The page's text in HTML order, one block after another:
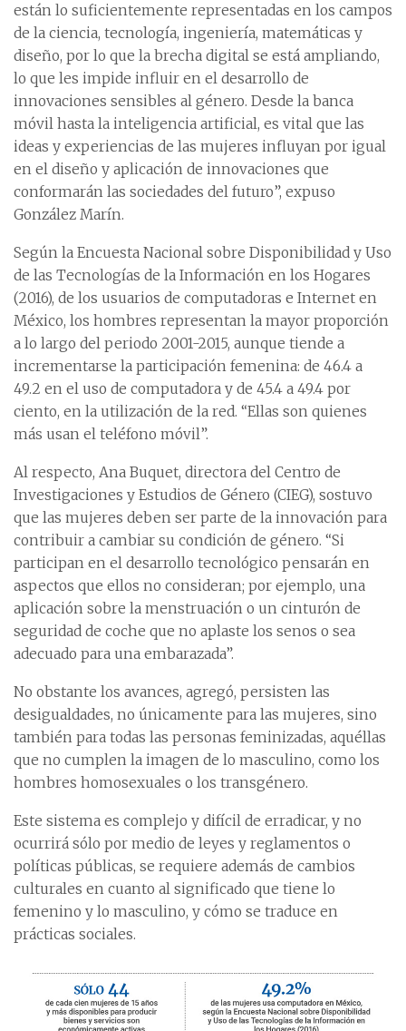
están lo suficientemente representadas en los campos
de la ciencia, tecnología, ingeniería, matemáticas y
diseño, por lo que la brecha digital se está ampliando,
lo que les impide influir en el desarrollo de
innovaciones sensibles al género. Desde la banca
móvil hasta la inteligencia artificial, es vital que las
ideas y experiencias de las mujeres influyan por igual
en el diseño y aplicación de innovaciones que
conformarán las sociedades del futuro”, expuso
González Marín.
Según la Encuesta Nacional sobre Disponibilidad y Uso
de las Tecnologías de la Información en los Hogares
(2016), de los usuarios de computadoras e Internet en
México, los hombres representan la mayor proporción
a lo largo del periodo 2001-2015, aunque tiende a
incrementarse la participación femenina: de 46.4 a
49.2 en el uso de computadora y de 45.4 a 49.4 por
ciento, en la utilización de la red. “Ellas son quienes
más usan el teléfono móvil”.
Al respecto, Ana Buquet, directora del Centro de
Investigaciones y Estudios de Género (CIEG), sostuvo
que las mujeres deben ser parte de la innovación para
contribuir a cambiar su condición de género. “Si
participan en el desarrollo tecnológico pensarán en
aspectos que ellos no consideran; por ejemplo, una
aplicación sobre la menstruación o un cinturón de
seguridad de coche que no aplaste los senos o sea
adecuado para una embarazada”.
No obstante los avances, agregó, persisten las
desigualdades, no únicamente para las mujeres, sino
también para todas las personas feminizadas, aquéllas
que no cumplen la imagen de lo masculino, como los
hombres homosexuales o los transgénero.
Este sistema es complejo y difícil de erradicar, y no
ocurrirá sólo por medio de leyes y reglamentos o
políticas públicas, se requiere además de cambios
culturales en cuanto al significado que tiene lo
femenino y lo masculino, y cómo se traduce en
prácticas sociales.